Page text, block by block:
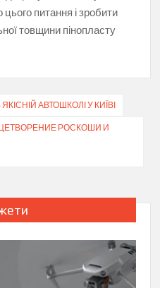
питання і зробити
товщини пінопласту
АВТОШКОЛІ У КИЇВІ
РОСКОШИ И